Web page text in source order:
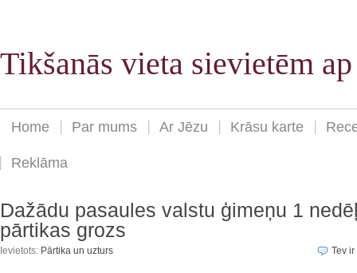
Tikšanās vieta sievietēm
Home Par mums Ar Jēzu Krāsu karte
Reklāma
Dažādu pasaules valstu ģimeņu 1
pārtikas grozs
Ievietots: Pārtika un uzturs Tev ir